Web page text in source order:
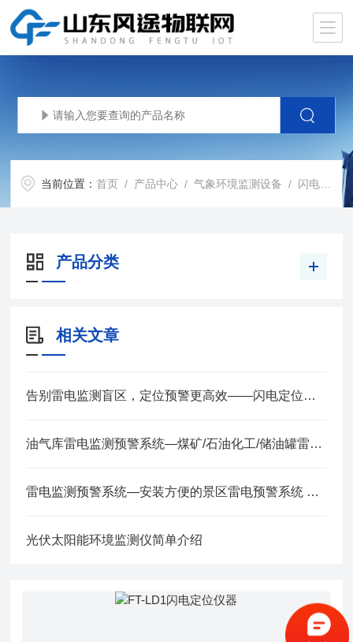
当前位置：首页 / 产品中心 /气象环境监测设备 / 闪电定位仪器
产品分类
相关文章
告别雷电监测盲区，定位预警更高效——闪电定位仪器，助力行业精准防雷
油气库雷电监测预警系统—煤矿/石油化工/储油罐雷电监测仪2024全+境+派+送
雷电监测预警系统—安装方便的景区雷电预警系统 （顺+丰+包+邮）
光伏太阳能环境监测仪简单介绍